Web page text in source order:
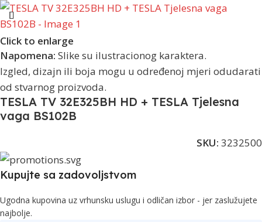
Click to enlarge
Napomena: Slike su ilustracionog karaktera.
Izgled, dizajn ili boja mogu u određenoj mjeri odudarati
od stvarnog proizvoda.
TESLA TV 32E325BH HD + TESLA Tjelesna
vaga BS102B
SKU: 3232500
Kupujte sa zadovoljstvom
Ugodna kupovina uz vrhunsku uslugu i odličan izbor - jer zaslužujete
najbolje.